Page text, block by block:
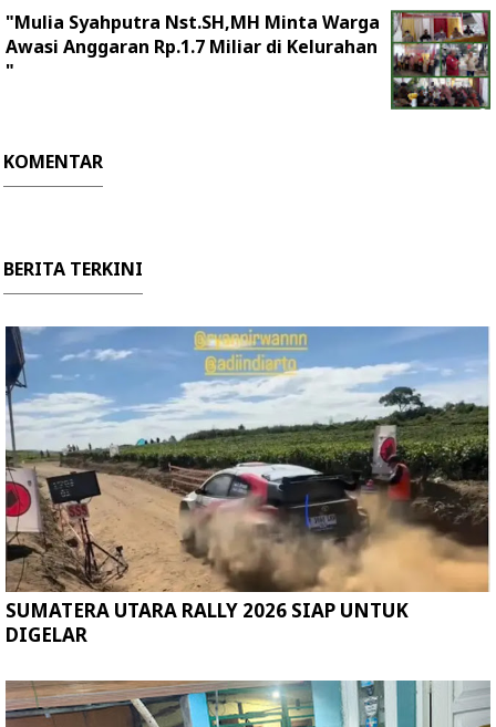
"Mulia Syahputra Nst.SH,MH Minta Warga
Awasi Anggaran Rp.1.7 Miliar di Kelurahan
"
KOMENTAR
BERITA TERKINI
SUMATERA UTARA RALLY 2026 SIAP UNTUK
DIGELAR